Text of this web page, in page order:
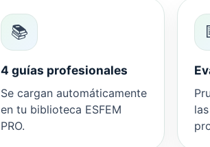
📚
4 guías profesionales
Se cargan automáticamente
en tu biblioteca ESFEM
PRO.